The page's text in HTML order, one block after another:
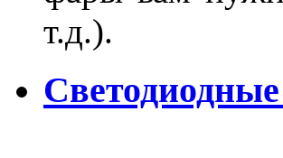
т.д.).